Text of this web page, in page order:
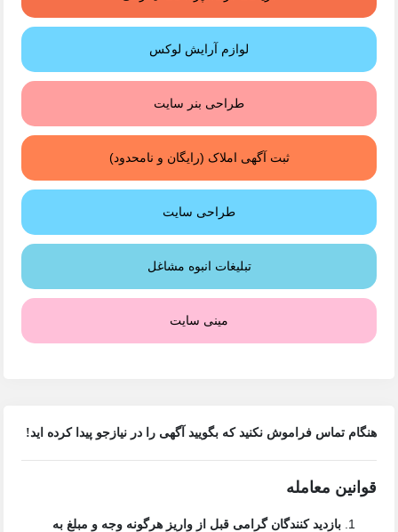
لوازم آرایش لوکس
طراحی بنر سایت
ثبت آگهی املاک (رایگان و نامحدود)
طراحی سایت
تبلیغات انبوه مشاغل
مینی سایت
هنگام تماس فراموش نکنید که بگویید آگهی را درنیازجوپیدا کرده اید!
قوانین معامله
بازدید کنندگان گرامی قبل از واریز هرگونه وجه و مبلغ به